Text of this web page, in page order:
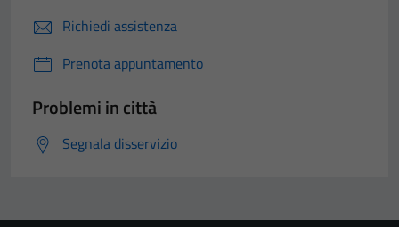
Richiedi assistenza
Prenota appuntamento
Problemi in città
Segnala disservizio